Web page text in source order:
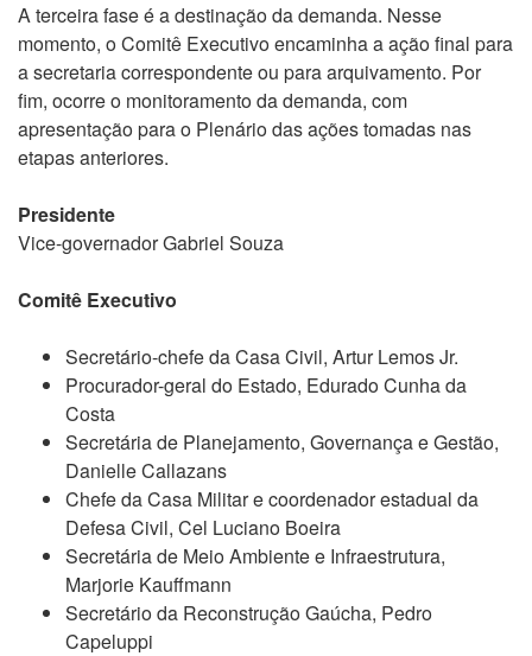
A terceira fase é a destinação da demanda. Nesse
momento, o Comitê Executivo encaminha a ação final para
a secretaria correspondente ou para arquivamento. Por
fim, ocorre o monitoramento da demanda, com
apresentação para o Plenário das ações tomadas nas
etapas anteriores.
Presidente
Vice-governador Gabriel Souza
Comitê Executivo
Secretário-chefe da Casa Civil, Artur Lemos Jr.
Procurador-geral do Estado, Edurado Cunha da
Costa
Secretária de Planejamento, Governança e Gestão,
Danielle Callazans
Chefe da Casa Militar e coordenador estadual da
Defesa Civil, Cel Luciano Boeira
Secretária de Meio Ambiente e Infraestrutura,
Marjorie Kauffmann
Secretário da Reconstrução Gaúcha, Pedro
Capeluppi